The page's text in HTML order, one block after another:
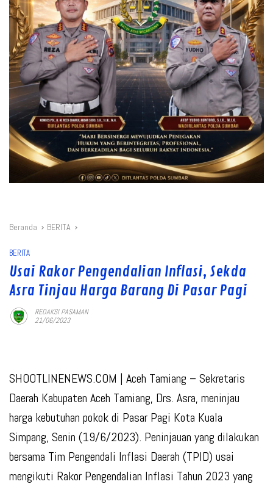
Beranda BERITA
BERITA
Usai Rakor Pengendalian Inflasi, Sekda
Asra Tinjau Harga Barang Di Pasar Pagi
REDAKSI PASAMAN
21/06/2023
SHOOTLINENEWS.COM | Aceh Tamiang – Sekretaris
Daerah Kabupaten Aceh Tamiang, Drs. Asra, meninjau
harga kebutuhan pokok di Pasar Pagi Kota Kuala
Simpang, Senin (19/6/2023). Peninjauan yang dilakukan
bersama Tim Pengendali Inflasi Daerah (TPID) usai
mengikuti Rakor Pengendalian Inflasi Tahun 2023 yang